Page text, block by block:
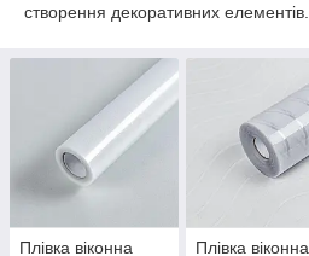
створення декоративних елементів.
Плівка віконна
Плівка віконна